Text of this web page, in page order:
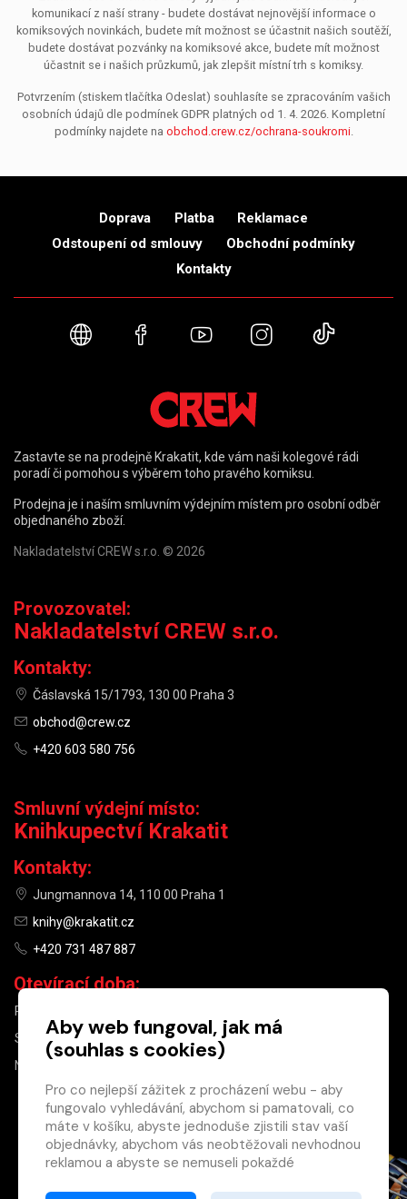
komunikací z naší strany - budete dostávat nejnovější informace o
komiksových novinkách, budete mít možnost se účastnit našich soutěží,
budete dostávat pozvánky na komiksové akce, budete mít možnost
účastnit se i našich průzkumů, jak zlepšit místní trh s komiksy.
Potvrzením (stiskem tlačítka Odeslat) souhlasíte se zpracováním vašich
osobních údajů dle podmínek GDPR platných od 1. 4. 2026. Kompletní
podmínky najdete na obchod.crew.cz/ochrana-soukromi.
×
Máte u nás již
registrovaný
účet?
Doprava Platba
Reklamace
Odstoupení od smlouvy
Obchodní podmínky
Kontakty
Webové stránky
FacebookYouTubeInstagram
Zastavte se na prodejně Krakatit, kde vám naši kolegové rádi
poradí či pomohou s výběrem toho pravého komiksu.
Prodejna je i naším smluvním výdejním místem pro osobní odběr
objednaného zboží.
Nakladatelství CREW s.r.o. © 2026
Provozovatel:
Nakladatelství CREW s.r.o.
Kontakty:
Čáslavská 15/1793, 130 00 Praha 3
obchod@crew.cz
+420 603 580 756
Smluvní výdejní místo:
Knihkupectví Krakatit
Kontakty:
Jungmannova 14, 110 00 Praha 1
knihy@krakatit.cz
+420 731 487 887
Otevírací doba:
PO–PÁ
SO
10:00–13:00
NE
Aby web fungoval, jak má
(souhlas s cookies)
Pro co nejlepší zážitek z procházení webu - aby
fungovalo vyhledávání, abychom si pamatovali, co
máte v košíku, abyste jednoduše zjistili stav vaší
objednávky, abychom vás neobtěžovali nevhodnou
reklamou a abyste se nemuseli pokaždé